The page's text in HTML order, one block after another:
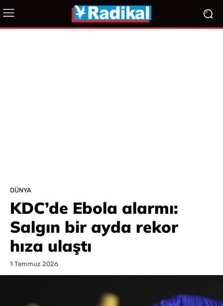
DÜNYA
KDC’de Ebola alarmı:
Salgın bir ayda rekor
hıza ulaştı
1 Temmuz 2026